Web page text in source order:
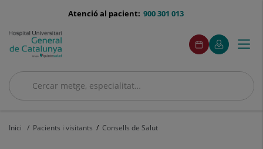
menu-
900 301 013
Atenció al pacient:
Cercar
Cercar
menuAcceso
Demaneu
cita
Aquest
enllaç
s'obrirà
una
El
meu
Aquest
enllaç
s'obrirà
una
finestra
Menú
Inici Pacients i visitants Consells de Salut